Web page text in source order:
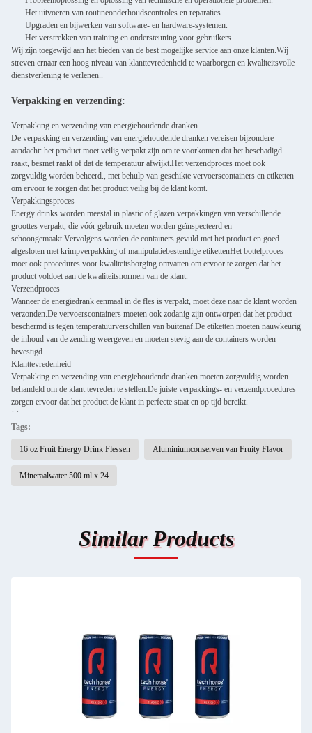
Het uitvoeren van routineonderhoudscontroles en reparaties.
Upgraden en bijwerken van software- en hardware-systemen.
Het verstrekken van training en ondersteuning voor gebruikers.
Wij zijn toegewijd aan het bieden van de best mogelijke service aan onze klanten.Wij
streven ernaar een hoog niveau van klanttevredenheid te waarborgen en kwaliteitsvolle
dienstverlening te verlenen..
Verpakking en verzending:
Verpakking en verzending van energiehoudende dranken
De verpakking en verzending van energiehoudende dranken vereisen bijzondere
aandacht: het product moet veilig verpakt zijn om te voorkomen dat het beschadigd
raakt, besmet raakt of dat de temperatuur afwijkt.Het verzendproces moet ook
zorgvuldig worden beheerd., met behulp van geschikte vervoerscontainers en etiketten
om ervoor te zorgen dat het product veilig bij de klant komt.
Verpakkingsproces
Energy drinks worden meestal in plastic of glazen verpakkingen van verschillende
groottes verpakt, die vóór gebruik moeten worden geïnspecteerd en
schoongemaakt.Vervolgens worden de containers gevuld met het product en goed
afgesloten met krimpverpakking of manipulatiebestendige etikettenHet bottelproces
moet ook procedures voor kwaliteitsborging omvatten om ervoor te zorgen dat het
product voldoet aan de kwaliteitsnormen van de klant.
Verzendproces
Wanneer de energiedrank eenmaal in de fles is verpakt, moet deze naar de klant worden
verzonden.De vervoerscontainers moeten ook zodanig zijn ontworpen dat het product
beschermd is tegen temperatuurverschillen van buitenaf.De etiketten moeten nauwkeurig
de inhoud van de zending weergeven en moeten stevig aan de containers worden
bevestigd.
Klanttevredenheid
Verpakking en verzending van energiehoudende dranken moeten zorgvuldig worden
behandeld om de klant tevreden te stellen.De juiste verpakkings- en verzendprocedures
zorgen ervoor dat het product de klant in perfecte staat en op tijd bereikt.
` `
Tags:
16 oz Fruit Energy Drink Flessen Aluminiumconserven van Fruity Flavor
Mineraalwater 500 ml x 24
Similar Products